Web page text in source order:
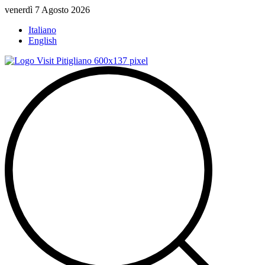
Vai
contenuto
venerdì 7 Agosto 2026
Italiano
English